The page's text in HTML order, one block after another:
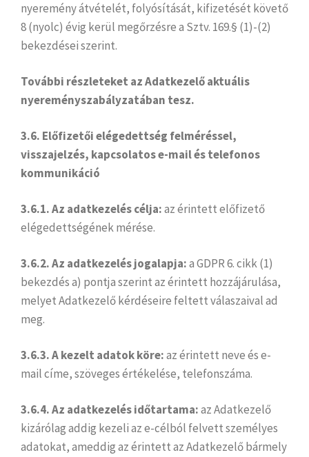
nyeremény átvételét, folyósítását, kifizetését követő
8 (nyolc) évig kerül megőrzésre a Sztv. 169.§ (1)-(2)
bekezdései szerint.
További részleteket az Adatkezelő aktuális
nyereményszabályzatában tesz.
3.6. Előfizetői elégedettség felméréssel,
visszajelzés, kapcsolatos e-mail és telefonos
kommunikáció
3.6.1. Az adatkezelés célja:az érintett előfizető
elégedettségének mérése.
3.6.2. Az adatkezelés jogalapja:a GDPR 6. cikk (1)
bekezdés a) pontja szerint az érintett hozzájárulása,
melyet Adatkezelő kérdéseire feltett válaszaival ad
meg.
3.6.3. A kezelt adatok köre:az érintett neve és e-
mail címe, szöveges értékelése, telefonszáma.
3.6.4. Az adatkezelés időtartama:az Adatkezelő
kizárólag addig kezeli az e-célból felvett személyes
adatokat, ameddig az érintett az Adatkezelő bármely